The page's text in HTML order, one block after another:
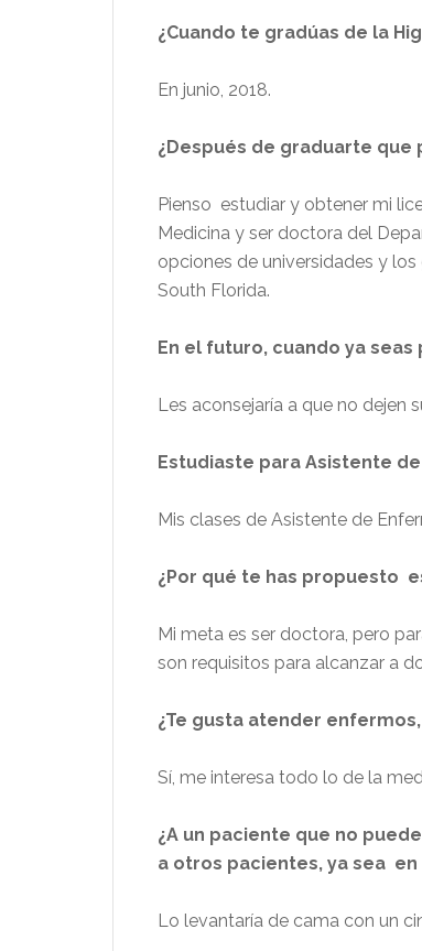
¿Cuando te gradúas de la
En junio, 2018.
¿Después de graduarte que
Pienso estudiar y obtener mi
Medicina y ser doctora del
opciones de universidades y
South Florida.
En el futuro, cuando ya
Les aconsejaría a que no dejen
Estudiaste para Asistente
Mis clases de Asistente de
¿Por qué te has propuesto
Mi meta es ser doctora, pero
son requisitos para alcanzar a
¿Te gusta atender
Sí, me interesa todo lo de la
¿A un paciente que no
a otros pacientes, ya sea
Lo levantaría de cama con un